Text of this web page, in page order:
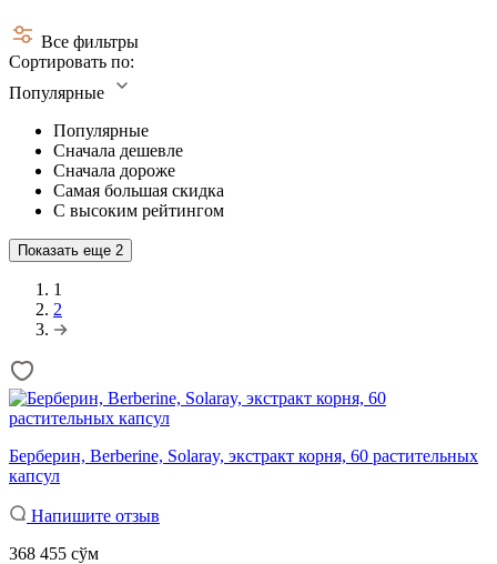
Все фильтры
Сортировать по:
Популярные
Популярные
Сначала дешевле
Сначала дороже
Самая большая скидка
С высоким рейтингом
Показать еще 2
1
2
Берберин, Berberine, Solaray, экстракт корня, 60 растительных
капсул
Напишите отзыв
368 455 сўм